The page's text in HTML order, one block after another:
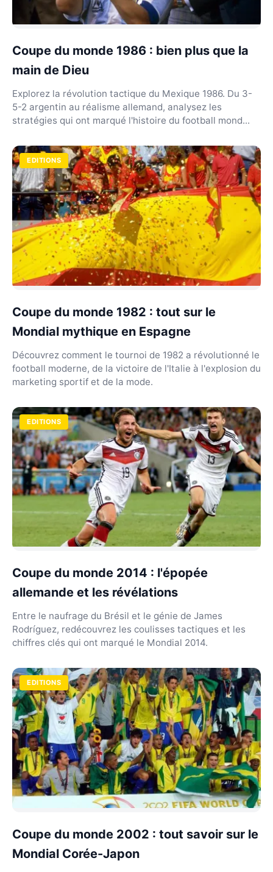
Coupe du monde 1986 : bien plus que la
main de Dieu
Explorez la révolution tactique du Mexique 1986. Du 3-
5-2 argentin au réalisme allemand, analysez les
stratégies qui ont marqué l'histoire du football mond...
EDITIONS
Coupe du monde 1982 : tout sur le
Mondial mythique en Espagne
Découvrez comment le tournoi de 1982 a révolutionné le
football moderne, de la victoire de l'Italie à l'explosion du
marketing sportif et de la mode.
EDITIONS
Coupe du monde 2014 : l'épopée
allemande et les révélations
Entre le naufrage du Brésil et le génie de James
Rodríguez, redécouvrez les coulisses tactiques et les
chiffres clés qui ont marqué le Mondial 2014.
EDITIONS
Coupe du monde 2002 : tout savoir sur le
Mondial Corée-Japon